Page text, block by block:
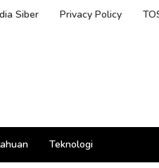
Siber Privacy Policy
Teknologi